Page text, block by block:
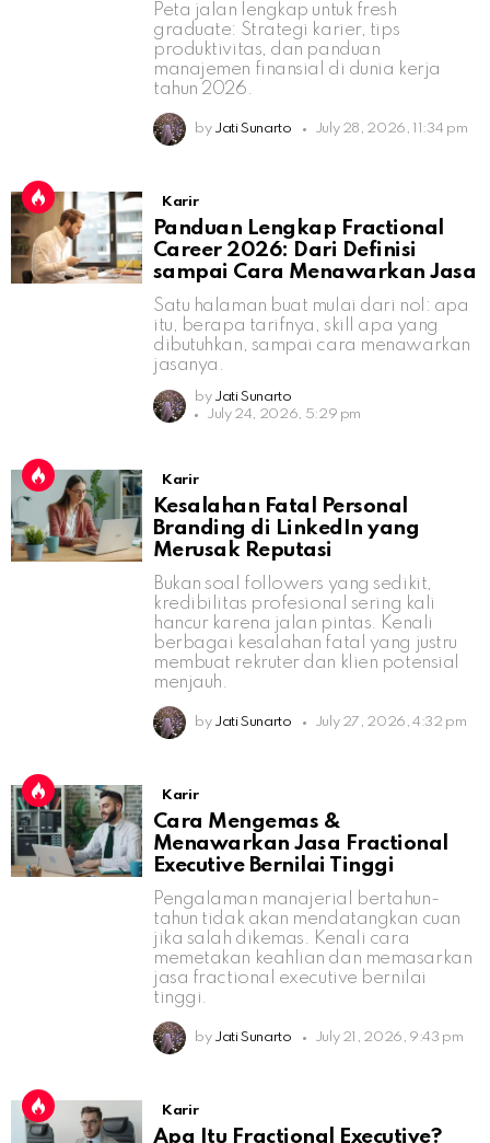
Peta jalan lengkap untuk fresh
graduate: Strategi karier, tips
produktivitas, dan panduan
manajemen finansial di dunia kerja
tahun 2026.
by Jati Sunarto July 28, 2026, 11:34 pm
Karir
Panduan Lengkap Fractional
Career 2026: Dari Definisi
sampai Cara Menawarkan Jasa
Satu halaman buat mulai dari nol: apa
itu, berapa tarifnya, skill apa yang
dibutuhkan, sampai cara menawarkan
jasanya.
by Jati Sunarto
July 24, 2026, 5:29 pm
Karir
Kesalahan Fatal Personal
Branding di LinkedIn yang
Merusak Reputasi
Bukan soal followers yang sedikit,
kredibilitas profesional sering kali
hancur karena jalan pintas. Kenali
berbagai kesalahan fatal yang justru
membuat rekruter dan klien potensial
menjauh.
by Jati Sunarto July 27, 2026, 4:32 pm
Karir
Cara Mengemas &
Menawarkan Jasa Fractional
Executive Bernilai Tinggi
Pengalaman manajerial bertahun-
tahun tidak akan mendatangkan cuan
jika salah dikemas. Kenali cara
memetakan keahlian dan memasarkan
jasa fractional executive bernilai
tinggi.
by Jati Sunarto July 21, 2026, 9:43 pm
Karir
Apa Itu Fractional Executive?